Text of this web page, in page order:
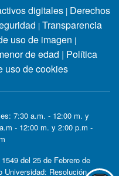
digitales | Derechos
| Transparencia
uso de imagen |
de edad | Política
uso de cookies
7:30 a.m. - 12:00 m. y
- 12:00 m. y 2:00 p.m -
del 25 de Febrero de
Resolución